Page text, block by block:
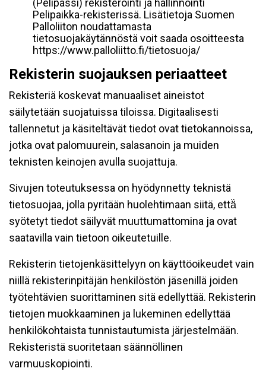
(Pelipassi) rekisteröinti ja hallinnointi
Pelipaikka-rekisterissä. Lisätietoja Suomen
Palloliiton noudattamasta
tietosuojakäytännöstä voit saada osoitteesta
https://www.palloliitto.fi/tietosuoja/
Rekisterin suojauksen periaatteet
Rekisteriä koskevat manuaaliset aineistot
säilytetään suojatuissa tiloissa. Digitaalisesti
tallennetut ja käsiteltävät tiedot ovat tietokannoissa,
jotka ovat palomuurein, salasanoin ja muiden
teknisten keinojen avulla suojattuja.
Sivujen toteutuksessa on hyödynnetty teknistä
tietosuojaa, jolla pyritään huolehtimaan siitä, että̈
syötetyt tiedot säilyvät muuttumattomina ja ovat
saatavilla vain tietoon oikeutetuille.
Rekisterin tietojenkäsittelyyn on käyttöoikeudet vain
niillä rekisterinpitäjän henkilöstön jäsenillä joiden
työtehtävien suorittaminen sitä edellyttää. Rekisterin
tietojen muokkaaminen ja lukeminen edellyttää
henkilökohtaista tunnistautumista järjestelmään.
Rekisteristä suoritetaan säännöllinen
varmuuskopiointi.